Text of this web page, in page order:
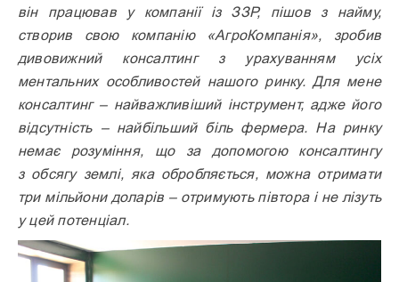
він працював у компанії із ЗЗР, пішов з найму,
створив свою компанію «АгроКомпанія», зробив
дивовижний консалтинг з урахуванням усіх
ментальних особливостей нашого ринку. Для мене
консалтинг – найважливіший інструмент, адже його
відсутність – найбільший біль фермера. На ринку
немає розуміння, що за допомогою консалтингу
з обсягу землі, яка обробляється, можна отримати
три мільйони доларів – отримують півтора і не лізуть
у цей потенціал.